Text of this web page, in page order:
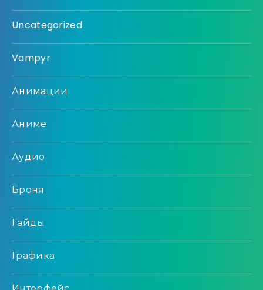
Uncategorized
Vampyr
Анимации
Аниме
Аудио
Броня
Гайды
Графика